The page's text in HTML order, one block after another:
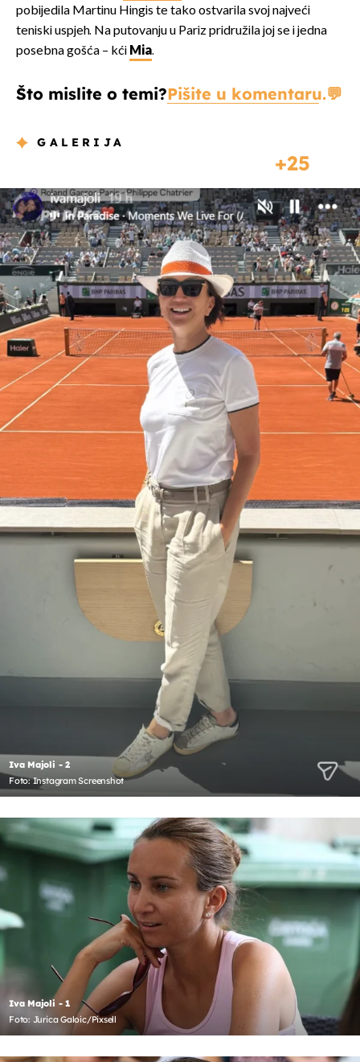
pobijedila Martinu Hingis te tako ostvarila svoj najveći
teniski uspjeh. Na putovanju u Pariz pridružila joj se i jedna
posebna gošća – kći Mia.
Što mislite o temi?Pišite u komentaru.
GALERIJA
25
Iva Majoli - 2
Foto: Instagram Screenshot
Iva Majoli - 1
Foto: Jurica Galoic/Pixsell